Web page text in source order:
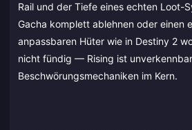
Rail und der Tiefe eines echten Loot-
Gacha komplett ablehnen oder einen
anpassbaren Hüter wie in Destiny 2
nicht fündig — Rising ist
Beschwörungsmechaniken im Kern.